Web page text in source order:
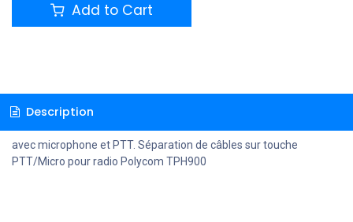
Add to Cart
Description
avec microphone et PTT. Séparation de câbles sur touche
PTT/Micro pour radio Polycom TPH900